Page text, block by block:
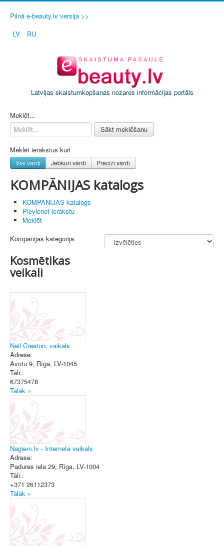
Pilnā e-beauty.lv versija >>
LV
RU
Latvijas skaistumkopšanas nozares informācijas portāls
Meklēt...
Sākt meklēšanu
Meklēt ierakstus kuri
Visi vārdi Jebkuri vārdi Precīzi vārdi
KOMPĀNIJAS katalogs
KOMPĀNIJAS katalogs
Pievienot ierakstu
Meklēt
Kompānijas kategorija
Kosmētikas
veikali
Nail Creaton, vaikals
Adrese:
Avotu 9, Rīga, LV-1045
Tālr.:
67375478
Tālāk »
Nagiem.lv - Interneta veikals
Adrese:
Padures iela 29, Rīga, LV-1004
Tālr.:
+371 26112373
Tālāk »